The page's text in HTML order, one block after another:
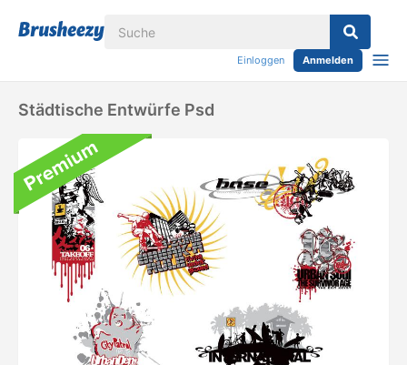
Einloggen Anmelden
Städtische Entwürfe Psd